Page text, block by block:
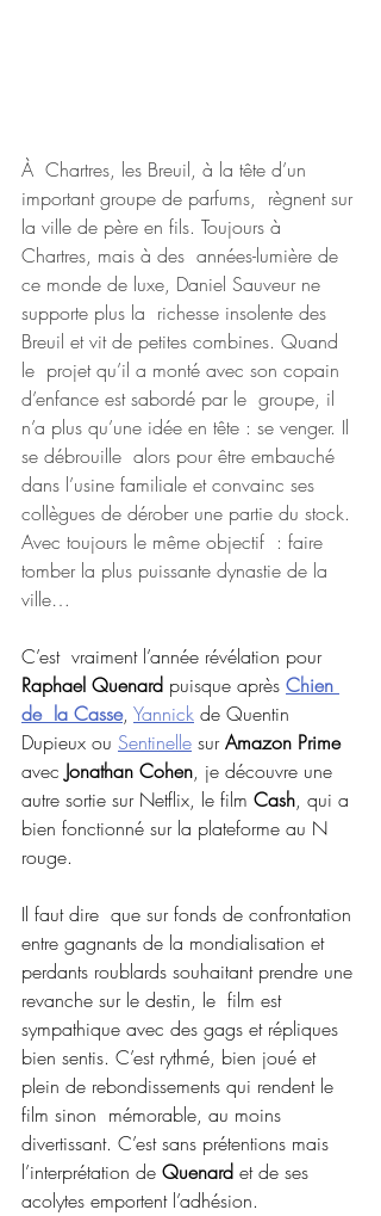
À  Chartres, les Breuil, à la tête d’un
important groupe de parfums,  règnent sur
la ville de père en fils. Toujours à
Chartres, mais à des  années-lumière de
ce monde de luxe, Daniel Sauveur ne
supporte plus la  richesse insolente des
Breuil et vit de petites combines. Quand
le  projet qu’il a monté avec son copain
d’enfance est sabordé par le  groupe, il
n’a plus qu’une idée en tête : se venger. Il
se débrouille  alors pour être embauché
dans l’usine familiale et convainc ses
collègues de dérober une partie du stock.
Avec toujours le même objectif  : faire
tomber la plus puissante dynastie de la
ville…
C’est  vraiment l’année révélation pour
Raphael Quenard puisque après Chien
de  la Casse, Yannick de Quentin
Dupieux ou Sentinelle sur Amazon Prime
avec Jonathan Cohen, je découvre une
autre sortie sur Netflix, le film Cash, qui a
bien fonctionné sur la plateforme au N
rouge.
Il faut dire  que sur fonds de confrontation
entre gagnants de la mondialisation et
perdants roublards souhaitant prendre une
revanche sur le destin, le  film est
sympathique avec des gags et répliques
bien sentis. C’est rythmé, bien joué et
plein de rebondissements qui rendent le
film sinon  mémorable, au moins
divertissant. C’est sans prétentions mais
l’interprétation de Quenard et de ses
acolytes emportent l’adhésion.